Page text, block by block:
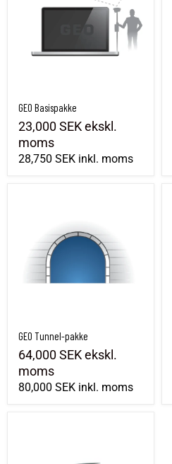
GEO Basispakke
23,000 SEKekskl.
moms
28,750 SEK inkl. moms
GEO Tunnel-pakke
64,000 SEKekskl.
moms
80,000 SEK inkl. moms